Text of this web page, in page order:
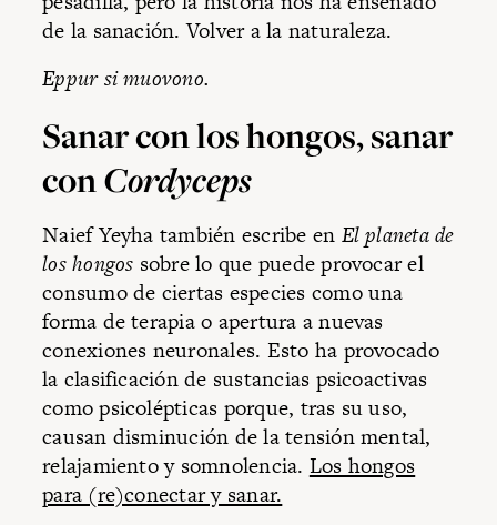
de la sanación. Volver a la naturaleza.
Eppur si muovono.
Sanar con los hongos, sanar
conCordyceps
Naief Yeyha también escribe en El planeta de
los hongos sobre lo que puede provocar el
consumo de ciertas especies como una
forma de terapia o apertura a nuevas
conexiones neuronales. Esto ha provocado
la clasificación de sustancias psicoactivas
como psicolépticas porque, tras su uso,
causan disminución de la tensión mental,
relajamiento y somnolencia. Los hongos
para (re)conectar y sanar.